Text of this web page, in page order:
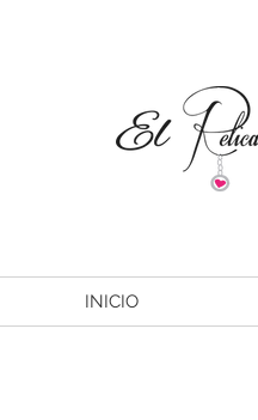
INICIO